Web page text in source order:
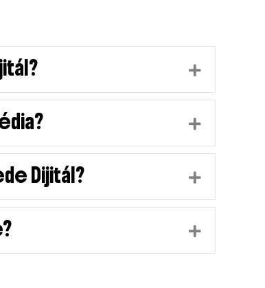
Expand
Expand
Dijitál? Expand
Expand